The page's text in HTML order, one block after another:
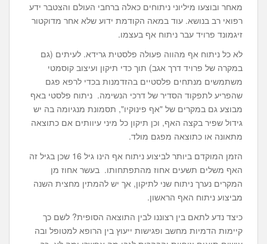
מאחר ובוצעו מיליוני ניתוחים כאלה ברחבי העולם והצטבר ידע
רפואי רב בנושא. עוד במאה הקודמת ידוע שלא אחר מדוקטור
זיגמונד פרויד עבר ניתוח אף בעצמו.
לא כל ניתוח אף מהווה פעולה פלסטית גרידא. לעיתים (גם
במקרה של פרויד דרך אגב) תוך כדי תיקון ועיצוב קוסמטי
משתמשים מנתחים פלסטיים בהזדמנות בכדי לרפא פגם
שהפריע לתפקוד הסדיר של דרכי הנשימה. ניתוח פלסטי באף
מבוצע גם במקרים של "אף פינוקיו", תסמונת מנגיומה בה יש
גידול שפיר בקצה האף, וכן תיקון כל מיני עיוותים אם כתוצאה
מתאונה או כתוצאה מפגם מולד.
הזמן המוקדם ביותר לביצוע ניתוח אף הינו גיל 16 שכן בגיל זה
האף משלים תשעים אחוז מהתפתחותו. בעשר אחוז מן
המקרים נערך ניתוח שני לתיקון, אך יש להמתין מחצית השנה
מביצוע ניתוח האף הראשון.
כיצד נדע לתאם בין רצוננו לבין התוצאה הסופית? לשם כך
קיימות הדמיות מחשב ופגישות ייעוץ בין הרופא למטופל ובה